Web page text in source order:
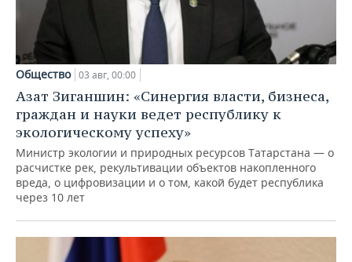
Общество 03 авг, 00:00
Азат Зиганшин: «Синергия власти, бизнеса,
граждан и науки ведет республику к
экологическому успеху»
Министр экологии и природных ресурсов Татарстана — о
расчистке рек, рекультивации объектов накопленного
вреда, о цифровизации и о том, какой будет республика
через 10 лет